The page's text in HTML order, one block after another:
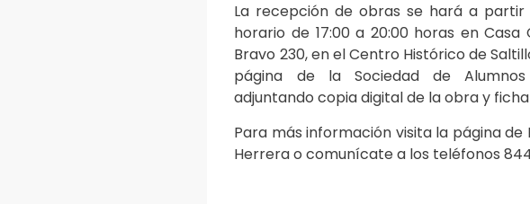
La recepción de obras se hará a
horario de 17:00 a 20:00 horas en
Bravo 230, en el Centro Histórico de
página de la Sociedad de Alumnos
adjuntando copia digital de la obra y
Para más información visita la página
Herrera o comunícate a los teléfonos 844